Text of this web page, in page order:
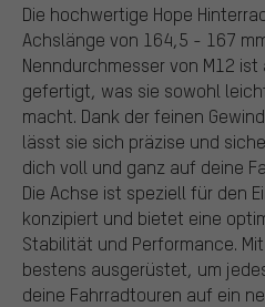
Die hochwertige Hope
Achslänge von 164,5 - 167
Nenndurchmesser von M12
gefertigt, was sie sowohl
macht. Dank der feinen
lässt sie sich präzise und
dich voll und ganz auf deine
Die Achse ist speziell für den
konzipiert und bietet eine
Stabilität und Performance.
bestens ausgerüstet, um
deine Fahrradtouren auf ein